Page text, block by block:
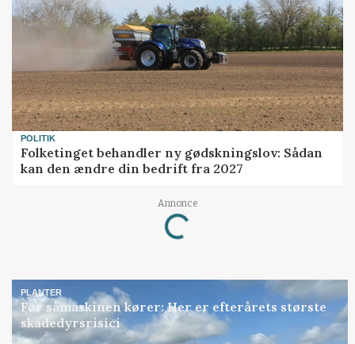
POLITIK
Folketinget behandler ny gødskningslov: Sådan
kan den ændre din bedrift fra 2027
Annonce
Loading...
PLANTER
Før såmaskinen kører: Her er efterårets største
skadedyrsrisici